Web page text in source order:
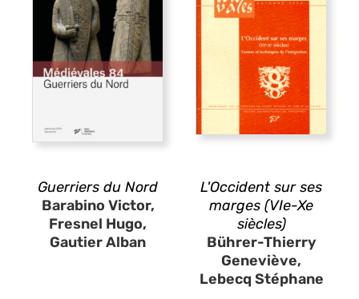
Guerriers du Nord
Barabino Victor,
Fresnel Hugo,
Gautier Alban
L'Occident sur ses
marges (VIe-Xe
siècles)
Bührer-Thierry
Geneviève,
Lebecq Stéphane